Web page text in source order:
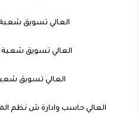
العالي تسويق
العالي تسويق
العالي تسويق
العالي حاسب وادارة ش نظم